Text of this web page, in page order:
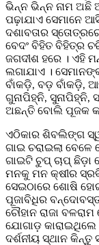
ଭିନ୍ନ ଭିନ୍ନ ନାମ ଅଛି
ପଢ଼ାଯାଏ ସେମାନେ
ଦଶାବତାର
ବେଦଂ ବିହିତ ବିହିତ୍ର
ଜଗଦୀଶ ହରେ । ଏହି
ଲଗାଯାଏ ।
ବାଁକଡ଼ି, ବଡ଼ ବାଁକଡ଼ି,
ଗୁନାପିହ୍ନି, ସୁନାପିହ୍ନି,
ଅଛନ୍ତି ବୋଲି ପୂଜକ
ଏଠିକାର ଶିବଲିଙ୍ଗ
ଗାଇ ଚରାଇଲା ବେଳେ
ଗାଇଟି ଚୁପ୍ ଚାପ୍ ଛିଡ଼ା
ମନକୁ ମନ କ୍ଷୀର
ସେଇଠାରେ ଶୋଷି
ପୂଜାବିଧିର ବନ୍ଦୋବସ୍ତ
ଚୌହାନ ରାଜା
ଯୋଗାଡ଼ କାରାଇଥିଲେ
ଦର୍ଶନୀୟ ସ୍ଥାନ